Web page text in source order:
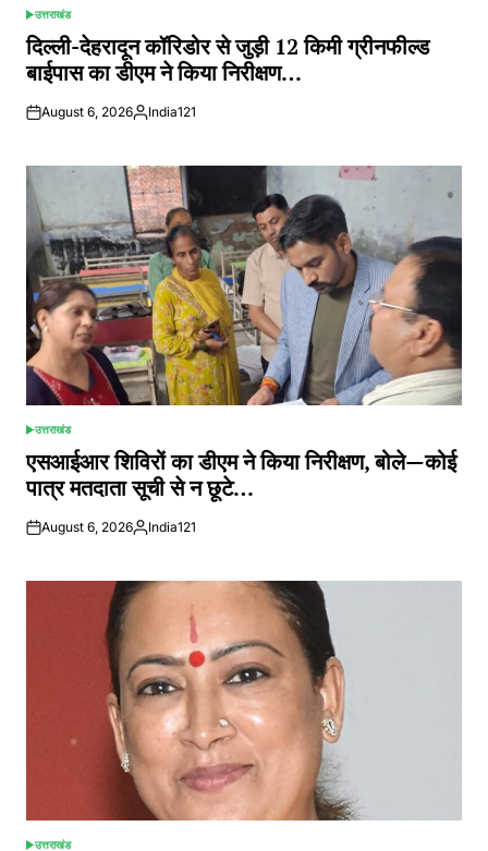
POSTED
IN
उत्तराखंड
दिल्ली-देहरादून कॉरिडोर से जुड़ी 12 किमी ग्रीनफील्ड
बाईपास का डीएम ने किया निरीक्षण…
August 6, 2026Posted
India121
POSTED
IN
उत्तराखंड
एसआईआर शिविरों का डीएम ने किया निरीक्षण, बोले—कोई
पात्र मतदाता सूची से न छूटे…
August 6, 2026Posted
India121
उत्तराखंड